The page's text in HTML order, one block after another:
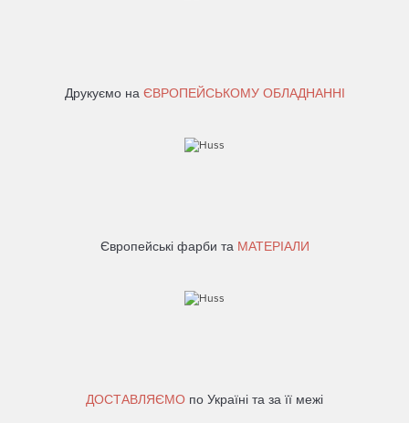
Друкуємо на ЄВРОПЕЙСЬКОМУ ОБЛАДНАННІ
Європейські фарби та МАТЕРІАЛИ
ДОСТАВЛЯЄМО по Україні та за її межі